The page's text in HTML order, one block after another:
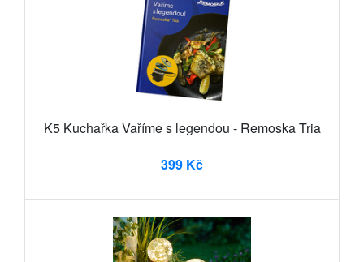
K5 Kuchařka Vaříme s legendou - Remoska Tria
399 Kč